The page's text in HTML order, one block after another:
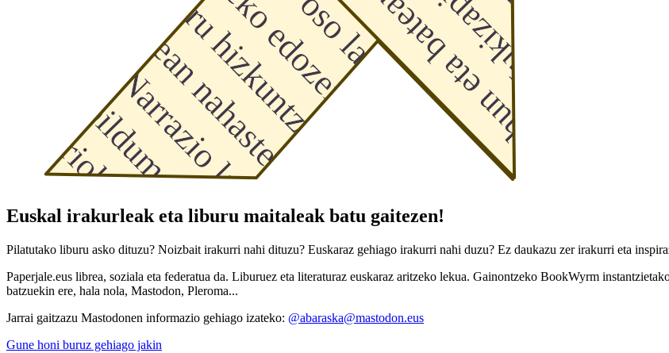
Euskal irakurleak eta liburu maitaleak batu gaitezen!
Pilatutako liburu asko dituzu? Noizbait irakurri nahi dituzu? Euskaraz gehiago irakurri nahi duzu? Ez daukazu zer irakurri eta
Paperjale.eus librea, soziala eta federatua da. Liburuez eta literaturaz euskaraz aritzeko lekua. Gainontzeko BookWyrm
batzuekin ere, hala nola, Mastodon, Pleroma...
Jarrai gaitzazu Mastodonen informazio gehiago izateko: @abaraska@mastodon.eus
Gune honi buruz gehiago jakin